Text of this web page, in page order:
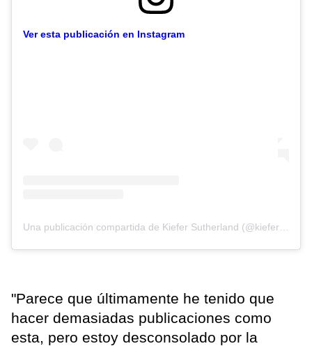
Ver esta publicación en Instagram
"Parece que últimamente he tenido que
hacer demasiadas publicaciones como
esta, pero estoy desconsolado por la